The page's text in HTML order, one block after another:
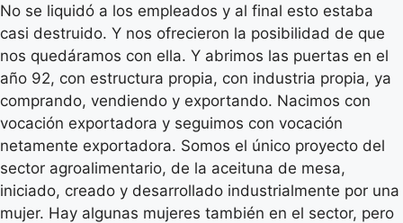
No se liquidó a los empleados y al final esto estaba
casi destruido. Y nos ofrecieron la posibilidad de que
nos quedáramos con ella. Y abrimos las puertas en el
año 92, con estructura propia, con industria propia, ya
comprando, vendiendo y exportando. Nacimos con
vocación exportadora y seguimos con vocación
netamente exportadora. Somos el único proyecto del
sector agroalimentario, de la aceituna de mesa,
iniciado, creado y desarrollado industrialmente por una
mujer. Hay algunas mujeres también en el sector, pero